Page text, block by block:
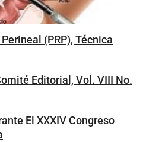
(PRP), Técnica
Editorial, Vol. VIII No.
El XXXIV Congreso